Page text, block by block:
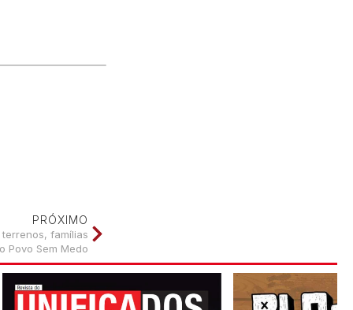
PRÓXIMO
famílias
Povo Sem Medo